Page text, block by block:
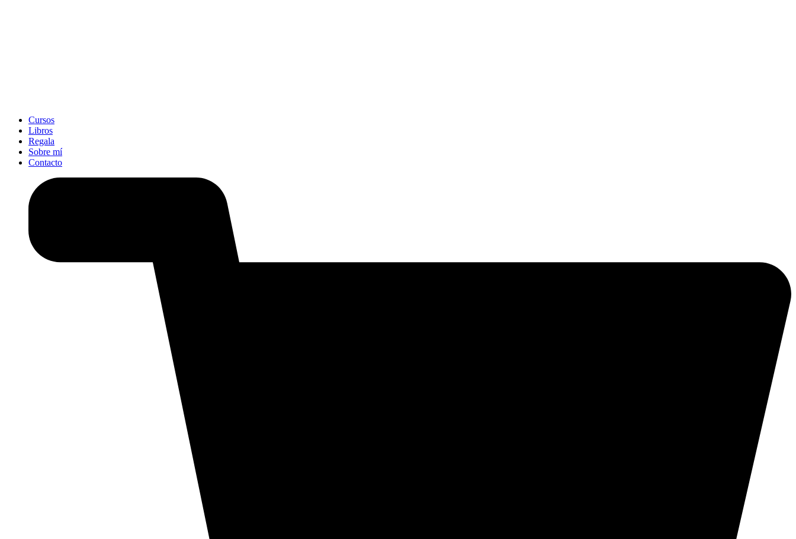
Cursos
Libros
Regala
Sobre mí
Contacto